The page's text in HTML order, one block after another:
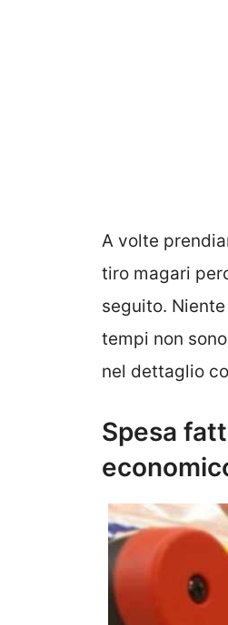
A volte
tiro magari
seguito.
tempi non
nel dettaglio
Spesa